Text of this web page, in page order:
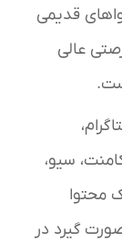
قدیمی
عالی
سیو،
محتوا
گیرد در